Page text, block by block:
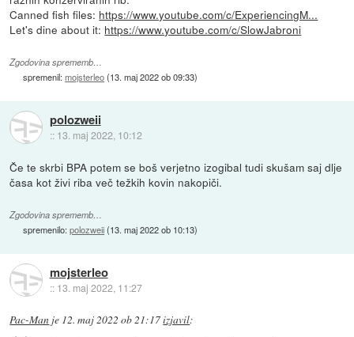
Canned fish files: https://www.youtube.com/c/ExperiencingM...
Let's dine about it: https://www.youtube.com/c/SlowJabroni
Zgodovina sprememb…
spremenil:mojsterleo(13. maj 2022 ob 09:33)
polozweii
:: 13. maj 2022, 10:12
Če te skrbi BPA potem se boš verjetno izogibal tudi skušam saj dlje
časa kot živi riba več težkih kovin nakopiči.
Zgodovina sprememb…
spremenilo:polozweii(13. maj 2022 ob 10:13)
mojsterleo
:: 13. maj 2022, 11:27
Pac-Man je 12. maj 2022 ob 21:17izjavil: